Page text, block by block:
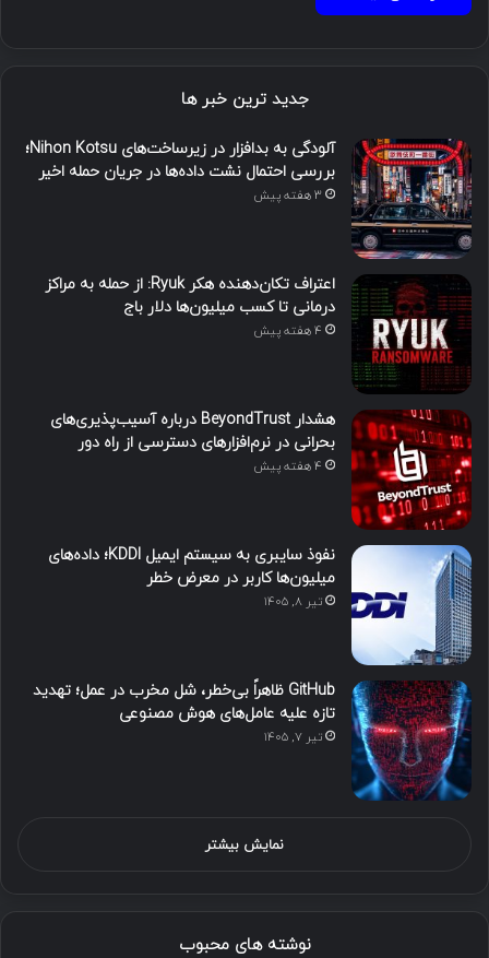
جدید ترین خبر ها
آلودگی به بدافزار در زیرساخت‌های Nihon Kotsu؛
بررسی احتمال نشت داده‌ها در جریان حمله اخیر
3 هفته پیش
اعتراف تکان‌دهنده هکر Ryuk: از حمله به مراکز
درمانی تا کسب میلیون‌ها دلار باج
4 هفته پیش
هشدار BeyondTrust درباره آسیب‌پذیری‌های
بحرانی در نرم‌افزارهای دسترسی از راه دور
4 هفته پیش
نفوذ سایبری به سیستم ایمیل KDDI؛ داده‌های
میلیون‌ها کاربر در معرض خطر
تیر ۸, ۱۴۰۵
GitHub ظاهراً بی‌خطر، شل مخرب در عمل؛ تهدید
تازه علیه عامل‌های هوش مصنوعی
تیر ۷, ۱۴۰۵
نمایش بیشتر
نوشته های محبوب